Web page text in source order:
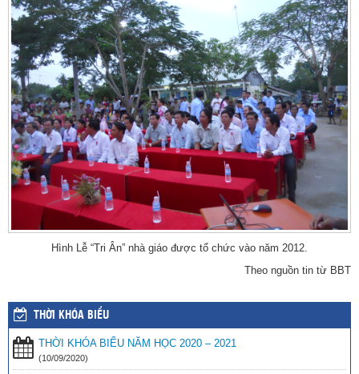
Hình Lễ “Tri Ân” nhà giáo được tổ chức vào năm 2012.
Theo nguồn tin từ BBT
THỜI KHÓA BIỂU
THỜI KHÓA BIỂU NĂM HỌC 2020 – 2021
(10/09/2020)